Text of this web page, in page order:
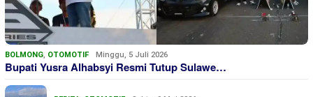
BOLMONG, OTOMOTIF Minggu, 5 Juli 2026
Bupati Yusra Alhabsyi Resmi Tutup Sulawe…